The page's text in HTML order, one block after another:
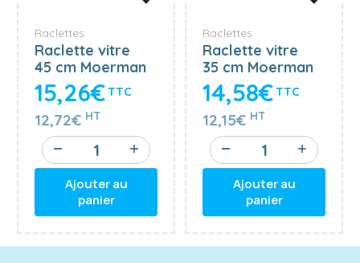
Raclettes
Raclette vitre
45 cm Moerman
avec poignée
antidérapante
bi-matière et
barrette
caoutchouc
hard
15,26€TTC
12,72€ HT
Ajouter au
panier
Raclettes
Raclette vitre
35 cm Moerman
avec poignée
antidérapante
bi-matière et
barrette
caoutchouc
hard
14,58€TTC
12,15€ HT
Ajouter au
panier